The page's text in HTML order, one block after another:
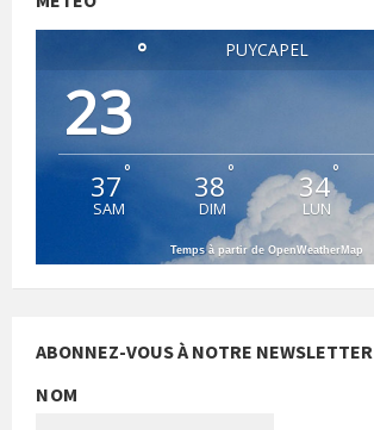
PUYCAPEL
23
°
37°
SAM
38 °
DIM
34°
LUN
Temps à partir de OpenWeatherMap
ABONNEZ-VOUS À NOTRE NEWSLETTER
NOM